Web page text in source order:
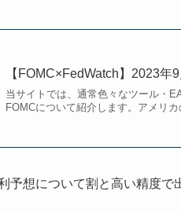
【FOMC×FedWatch】2023年
当サイトでは、通常色々なツール・
FOMCについて紹介します。アメリ
予想について割と高い精度